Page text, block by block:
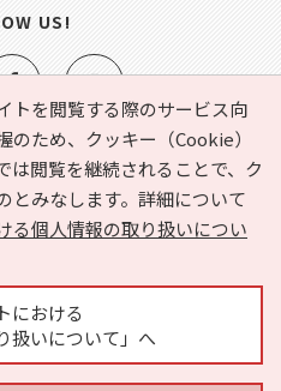
トを閲覧する際のサービス向
のため、クッキー（Cookie）
は閲覧を継続されることで、ク
とみなします。詳細について
る個人情報の取り扱いについ
における
扱いについて」へ
お気に入り
ヘルプ
いについて
運営会社
に関するお問い合わせ
US!